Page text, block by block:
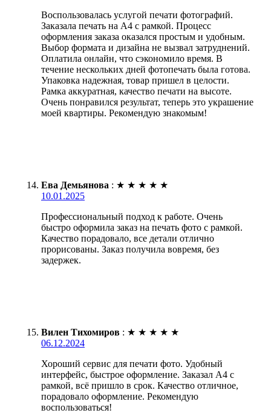
Воспользовалась услугой печати фотографий.
Заказала печать на А4 с рамкой. Процесс
оформления заказа оказался простым и удобным.
Выбор формата и дизайна не вызвал затруднений.
Оплатила онлайн, что сэкономило время. В
течение нескольких дней фотопечать была готова.
Упаковка надежная, товар пришел в целости.
Рамка аккуратная, качество печати на высоте.
Очень понравился результат, теперь это украшение
моей квартиры. Рекомендую знакомым!
Ева Демьянова : ★ ★ ★ ★ ★
10.01.2025
Профессиональный подход к работе. Очень
быстро оформила заказ на печать фото с рамкой.
Качество порадовало, все детали отлично
прорисованы. Заказ получила вовремя, без
задержек.
Вилен Тихомиров : ★ ★ ★ ★ ★
06.12.2024
Хороший сервис для печати фото. Удобный
интерфейс, быстрое оформление. Заказал А4 с
рамкой, всё пришло в срок. Качество отличное,
порадовало оформление. Рекомендую
воспользоваться!